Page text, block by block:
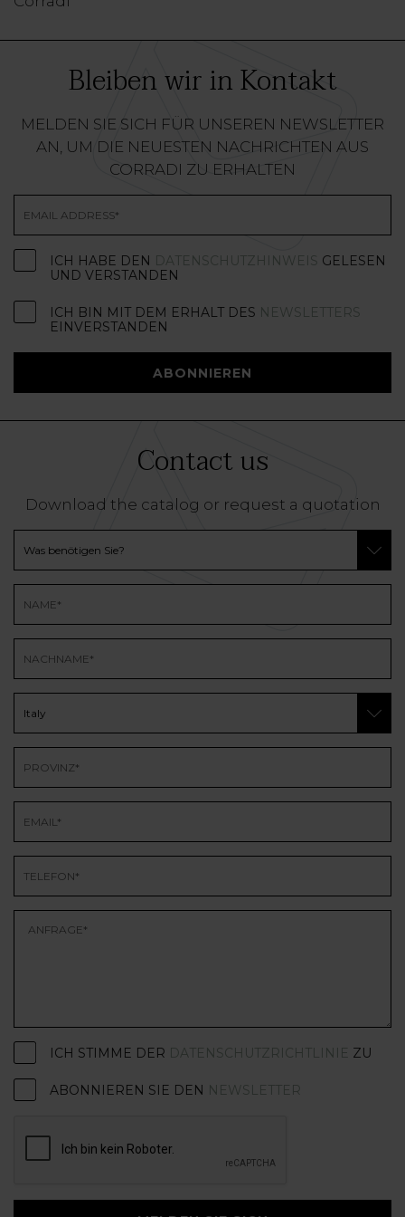
Bleiben wir in Kontakt
MELDEN SIE SICH FÜR UNSEREN NEWSLETTER
AN, UM DIE NEUESTEN NACHRICHTEN AUS
CORRADI ZU ERHALTEN
ICH HABE DEN DATENSCHUTZHINWEIS GELESEN
UND VERSTANDEN
ICH BIN MIT DEM ERHALT DES NEWSLETTERS
EINVERSTANDEN
ABONNIEREN
Contact us
Download the catalog or request a quotation
ICH STIMME DER DATENSCHUTZRICHTLINIE ZU
ABONNIEREN SIE DEN NEWSLETTER